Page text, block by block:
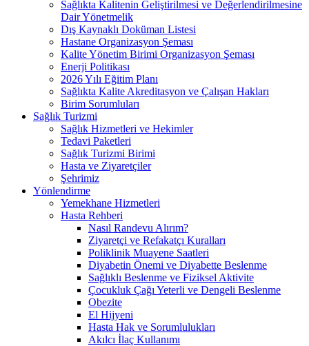
Sağlıkta Kalitenin Geliştirilmesi ve Değerlendirilmesine
Dair Yönetmelik
Dış Kaynaklı Doküman Listesi
Hastane Organizasyon Şeması
Kalite Yönetim Birimi Organizasyon Şeması
Enerji Politikası
2026 Yılı Eğitim Planı
Sağlıkta Kalite Akreditasyon ve Çalışan Hakları
Birim Sorumluları
Sağlık Turizmi
Sağlık Hizmetleri ve Hekimler
Tedavi Paketleri
Sağlık Turizmi Birimi
Hasta ve Ziyaretçiler
Şehrimiz
Yönlendirme
Yemekhane Hizmetleri
Hasta Rehberi
Nasıl Randevu Alırım?
Ziyaretçi ve Refakatçı Kuralları
Poliklinik Muayene Saatleri
Diyabetin Önemi ve Diyabette Beslenme
Sağlıklı Beslenme ve Fiziksel Aktivite
Çocukluk Çağı Yeterli ve Dengeli Beslenme
Obezite
El Hijyeni
Hasta Hak ve Sorumlulukları
Akılcı İlaç Kullanımı